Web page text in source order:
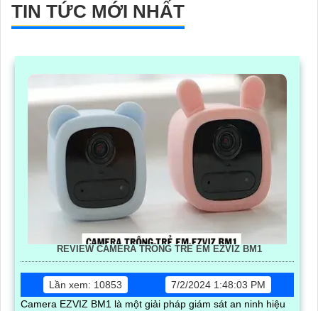
TIN TỨC MỚI NHẤT
REVIEW CAMERA TRÔNG TRẺ EM EZVIZ BM1
Lần xem: 10853
7/2/2024 1:48:03 PM
Camera EZVIZ BM1 là một giải pháp giám sát an ninh hiệu